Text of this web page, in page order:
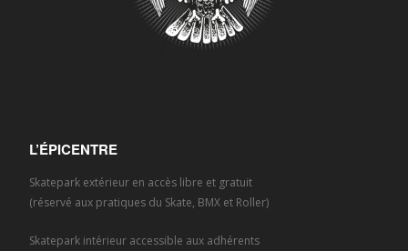
L’ÉPICENTRE
Skatepark extérieur en accès libre et gratuit
(réservé aux pratiques du Skate, BMX et Roller)
Skatepark intérieur accessible aux adhérents